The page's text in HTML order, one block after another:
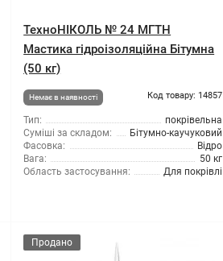
ТехноНІКОЛЬ № 24 МГТН
Мастика гідроізоляційна Бітумна
(50 кг)
Немає в наявності Код товару: 14857
Тип:
покрівельна
Суміші за складом:
Бітумно-каучуковий
Фасовка:
Відро
Вага:
50 кг
Область застосування:
Для покрівлі
Продано